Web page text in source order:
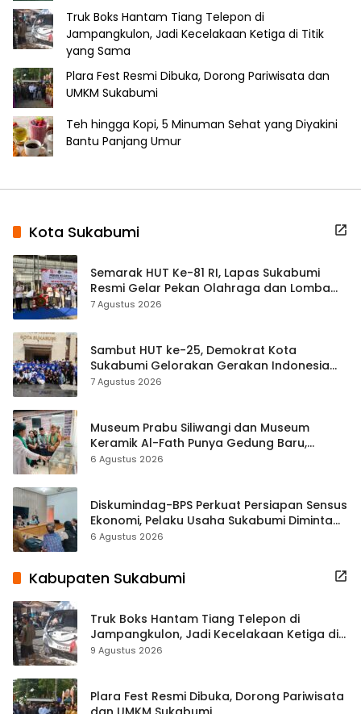
Truk Boks Hantam Tiang Telepon di
Jampangkulon, Jadi Kecelakaan Ketiga di Titik
yang Sama
Plara Fest Resmi Dibuka, Dorong Pariwisata dan
UMKM Sukabumi
Teh hingga Kopi, 5 Minuman Sehat yang Diyakini
Bantu Panjang Umur
Kota Sukabumi
Semarak HUT Ke-81 RI, Lapas Sukabumi
Resmi Gelar Pekan Olahraga dan Lomba
Tradisional
7 Agustus 2026
Sambut HUT ke-25, Demokrat Kota
Sukabumi Gelorakan Gerakan Indonesia
ASRI Lewat Aksi Bersih Masjid Agung
7 Agustus 2026
Museum Prabu Siliwangi dan Museum
Keramik Al-Fath Punya Gedung Baru,
Hampir 500 Koleksi Dipisahkan
6 Agustus 2026
Diskumindag-BPS Perkuat Persiapan Sensus
Ekonomi, Pelaku Usaha Sukabumi Diminta
Terbuka Beri Data
6 Agustus 2026
Kabupaten Sukabumi
Truk Boks Hantam Tiang Telepon di
Jampangkulon, Jadi Kecelakaan Ketiga di
Titik yang Sama
9 Agustus 2026
Plara Fest Resmi Dibuka, Dorong Pariwisata